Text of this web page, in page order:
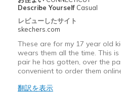
Sizing
Feels true to
Describe Yourself Casual
レビューしたサイト
skechers.com
These are for my 17 year old
wears them all the time. This
pair he has gotten, over the
convenient to order them
翻訳を表示